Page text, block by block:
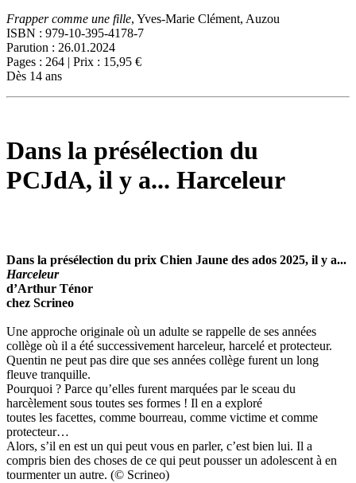
Frapper comme une fille, Yves-Marie Clément, Auzou
ISBN : 979-10-395-4178-7
Parution : 26.01.2024
Pages : 264 | Prix : 15,95 €
Dès 14 ans
Dans la présélection du
PCJdA, il y a... Harceleur
Dans la présélection du prix Chien Jaune des ados 2025, il y a...
Harceleur
d’Arthur Ténor
chez Scrineo
Une approche originale où un adulte se rappelle de ses années
collège où il a été successivement harceleur, harcelé et protecteur.
Quentin ne peut pas dire que ses années collège furent un long
fleuve tranquille.
Pourquoi ? Parce qu’elles furent marquées par le sceau du
harcèlement sous toutes ses formes ! Il en a exploré
toutes les facettes, comme bourreau, comme victime et comme
protecteur…
Alors, s’il en est un qui peut vous en parler, c’est bien lui. Il a
compris bien des choses de ce qui peut pousser un adolescent à en
tourmenter un autre. (© Scrineo)